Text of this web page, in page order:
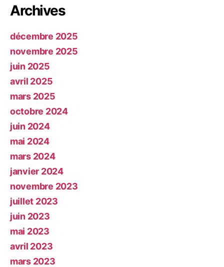
Archives
décembre 2025
novembre 2025
juin 2025
avril 2025
mars 2025
octobre 2024
juin 2024
mai 2024
mars 2024
janvier 2024
novembre 2023
juillet 2023
juin 2023
mai 2023
avril 2023
mars 2023